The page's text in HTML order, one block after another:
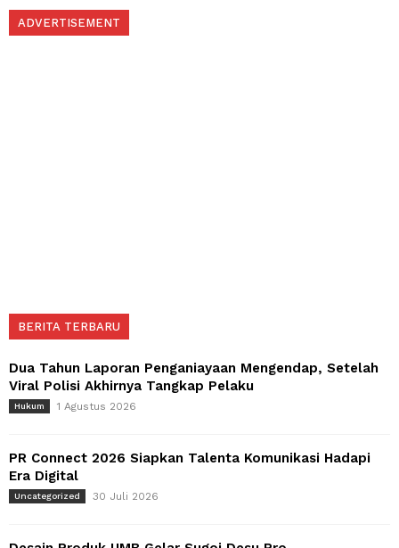
ADVERTISEMENT
BERITA TERBARU
Dua Tahun Laporan Penganiayaan Mengendap, Setelah
Viral Polisi Akhirnya Tangkap Pelaku
Hukum 1 Agustus 2026
PR Connect 2026 Siapkan Talenta Komunikasi Hadapi
Era Digital
Uncategorized 30 Juli 2026